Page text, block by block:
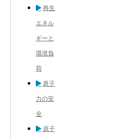
再生
エネル
ギーと
環境負
荷
原子
力の安
全
原子